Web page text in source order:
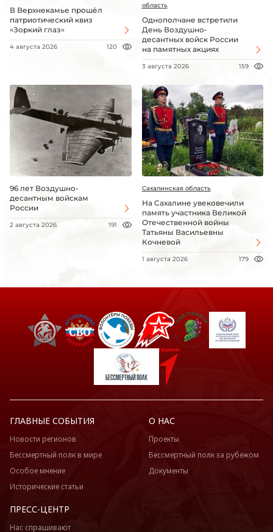
В Верхнекамье прошёл
патриотический квиз
«Зоркий глаз»
4 августа 2026 120
область
Однополчане встретили
День Воздушно-
десантных войск России
на памятных акциях
3 августа 2026 159
96 лет Воздушно-
десантным войскам
России
2 августа 2026 191
Сахалинская область
На Сахалине увековечили
память участника Великой
Отечественной войны
Татьяны Васильевны
Кочневой
1 августа 2026 179
ГЛАВНЫЕ СОБЫТИЯ
Новости регионов
Бессмертный полк в мире
Особое мнение
Исторические статьи
О НАС
Проекты
Бессмертный полк за рубежом
Документы
ПРЕСС-ЦЕНТР
Нас спрашивают